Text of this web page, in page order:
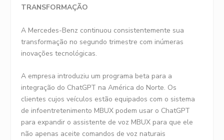
TRANSFORMAÇÃO
A Mercedes-Benz continuou consistentemente sua
transformação no segundo trimestre com inúmeras
inovações tecnológicas.
A empresa introduziu um programa beta para a
integração do ChatGPT na América do Norte. Os
clientes cujos veículos estão equipados com o sistema
de infoentretenimento MBUX podem usar o ChatGPT
para expandir o assistente de voz MBUX para que ele
não apenas aceite comandos de voz naturais